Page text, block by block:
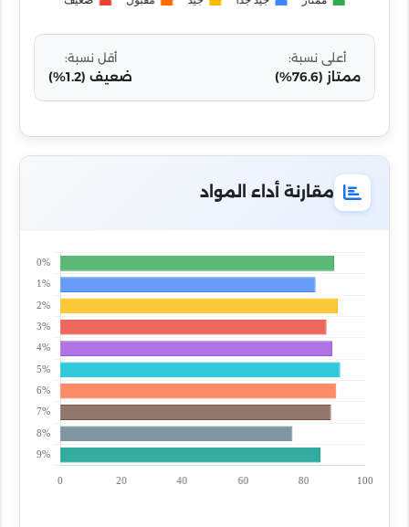
أعلى نسبة:
ممتاز (76.6%)
أقل نسبة:
ضعيف (1.2%)
مقارنة أداء المواد